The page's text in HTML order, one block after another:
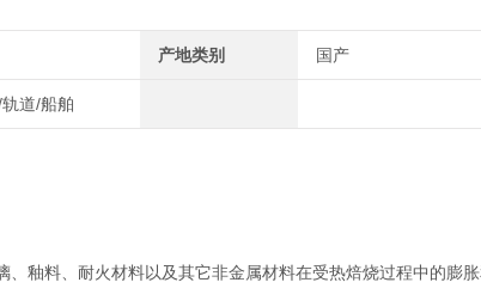
产地类别 国产
道/船舶
釉料、耐火材料以及其它非金属材料在受热焙烧过程中的膨